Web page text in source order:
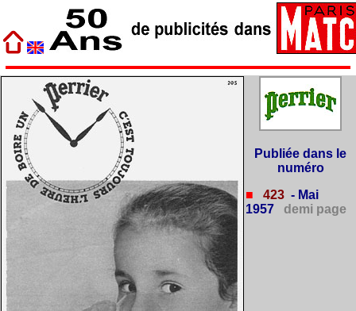
Publiée dans le
numéro
■
423 - Mai
1957
demi page